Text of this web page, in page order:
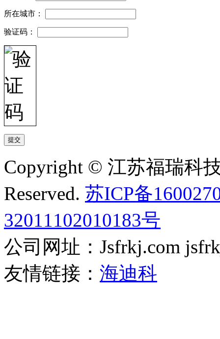
所在城市：
验证码：
Copyright © 江苏福瑞科
Reserved. 苏ICP备
32011102010183号
公司网址：Jsfrkj.com
友情链接： 海迪科